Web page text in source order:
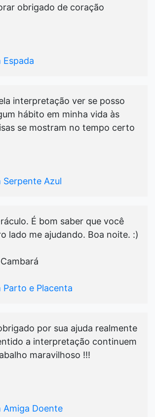
obrigado de coração
Espada
interpretação ver se posso
hábito em minha vida às
se mostram no tempo certo
Serpente Azul
É bom saber que você
lado me ajudando. Boa noite. :)
Parto e Placenta
por sua ajuda realmente
a interpretação continuem
maravilhoso !!!
Amiga Doente